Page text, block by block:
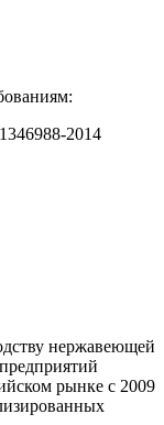
2014
нержавеющей
рынке с 2009